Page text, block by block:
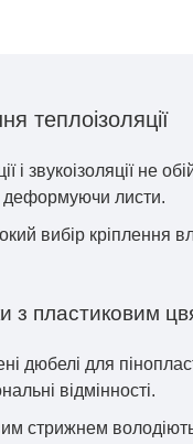
теплоізоляції
і звукоізоляції
деформуючи листи.
вибір кріплення
з пластиковим
дюбелі для
відмінності.
стрижнем